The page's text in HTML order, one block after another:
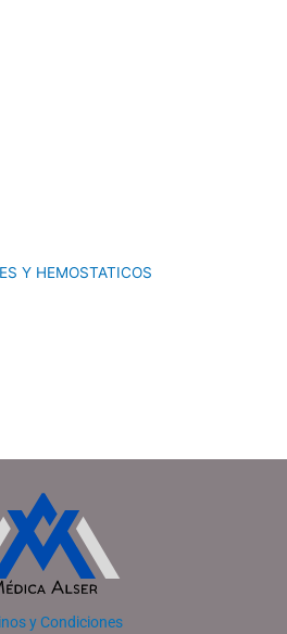
Y HEMOSTATICOS
y Condiciones